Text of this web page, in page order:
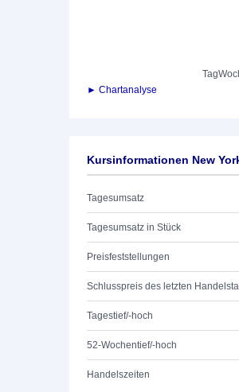
Tag
► Chartanalyse
Kursinformationen New
Tagesumsatz
Tagesumsatz in Stück
Preisfeststellungen
Schlusspreis des letzten
Tagestief/-hoch
52-Wochentief/-hoch
Handelszeiten